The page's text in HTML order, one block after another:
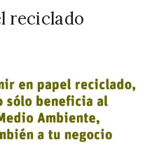
reciclado